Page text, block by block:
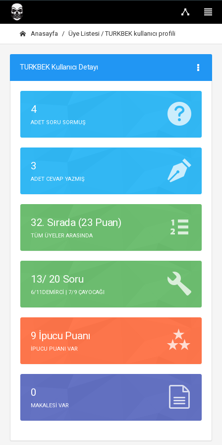
Anasayfa Üye Listesi / TURKBEK kullanıcı profili
TURKBEK Kullanıcı Detayı
4
ADET SORU SORMUŞ
3
ADET CEVAP YAZMIŞ
32. Sırada (23 Puan)
TÜM ÜYELER ARASINDA
13/ 20 Soru
6/11DEMIRCI | 7/9 ÇAYOCAĞI
9 İpucu Puanı
IPUCU PUANI VAR
0
MAKALESI VAR